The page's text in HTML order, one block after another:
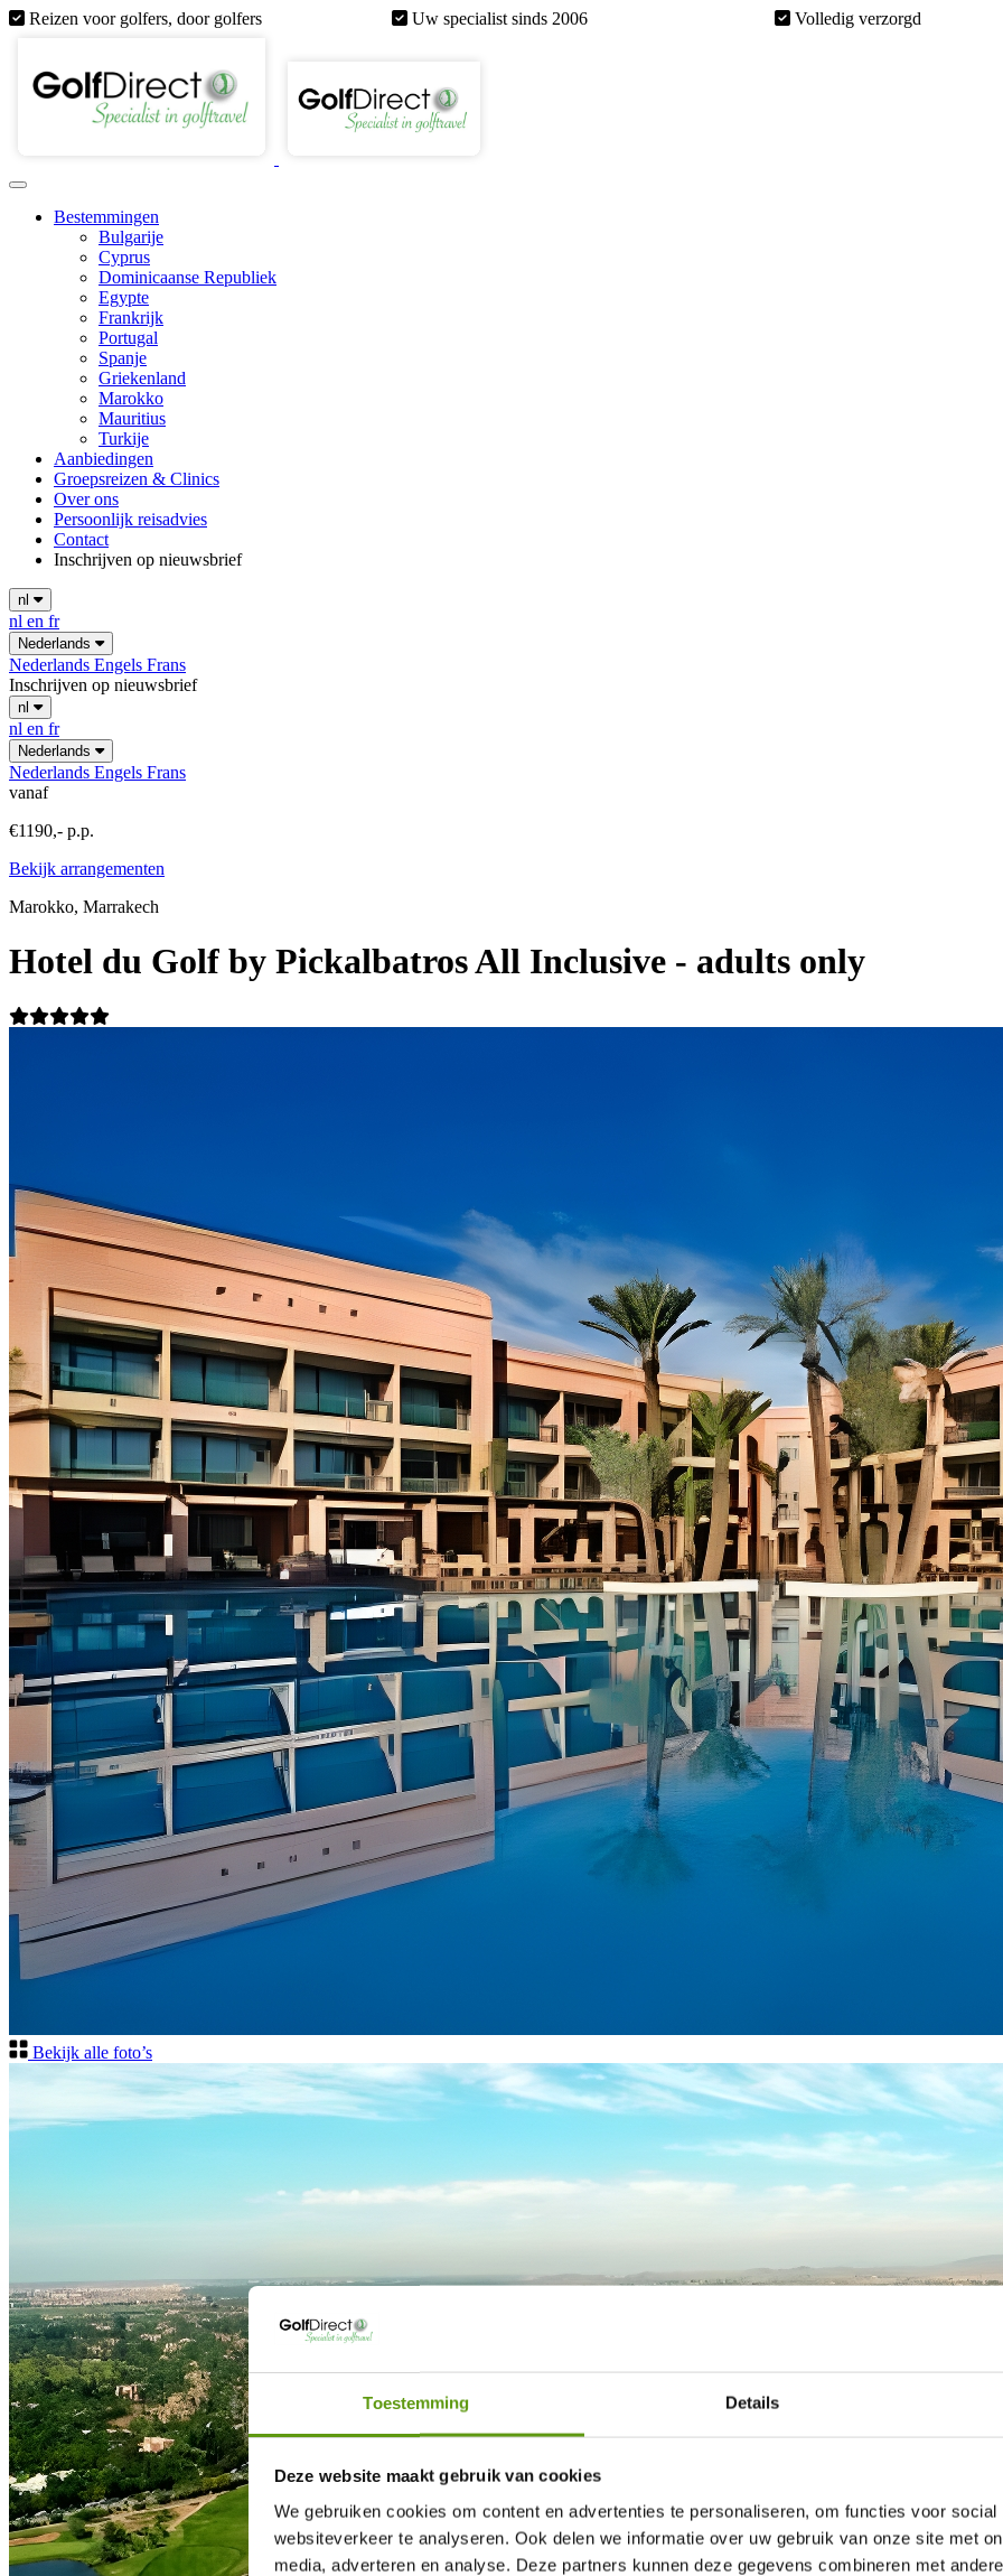
Toestemming Details
Deze website maakt gebruik van cookies
We gebruiken cookies om content en advertenties te personaliseren, om functies voor
websiteverkeer te analyseren. Ook delen we informatie over uw gebruik van onze site met
media, adverteren en analyse. Deze partners kunnen deze gegevens combineren met
Reizen voor golfers, door golfers Uw specialist sinds 2006 Volledig verzorgd
Bestemmingen
Bulgarije
Cyprus
Dominicaanse Republiek
Egypte
Frankrijk
Portugal
Spanje
Griekenland
Marokko
Mauritius
Turkije
Aanbiedingen
Groepsreizen & Clinics
Over ons
Persoonlijk reisadvies
Contact
Inschrijven op nieuwsbrief
nl
nl en fr
Nederlands
Nederlands Engels Frans
Inschrijven op nieuwsbrief
nl
nl en fr
Nederlands
Nederlands Engels Frans
vanaf
€1190,- p.p.
Bekijk arrangementen
Marokko, Marrakech
Hotel du Golf by Pickalbatros All Inclusive - adults only
Bekijk alle foto’s